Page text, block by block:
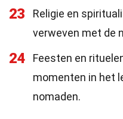
23
Religie en
verweven met de
24
Feesten en
momenten in het
nomaden.